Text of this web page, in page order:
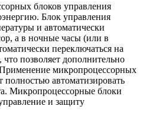
блоков управления
Блок управления
и автоматически
а в ночные часы (или в
переключаться на
позволяет дополнительно
микропроцессорных
полностью автоматизировать
Микропроцессорные блоки
и защиту